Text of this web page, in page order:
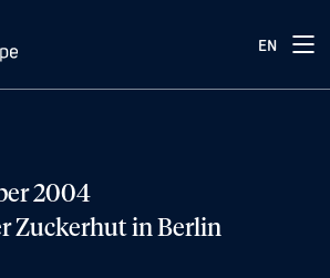
EN
2004
Zuckerhut in Berlin